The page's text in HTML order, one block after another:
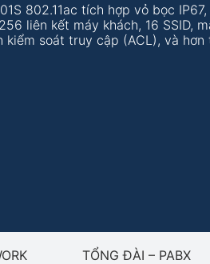
802.11ac tích hợp vỏ bọc IP67,
liên kết máy khách, 16 SSID,
kiểm soát truy cập (ACL), và hơn
TỔNG ĐÀI – PABX